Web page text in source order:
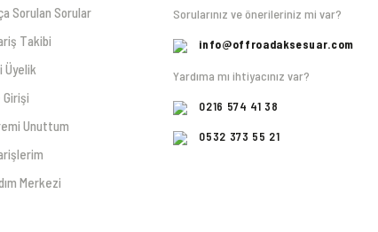
Sorulan Sorular
Takibi
Üyelik
Girişi
Unuttum
Merkezi
Sorularınız ve önerileriniz mi var?
info@offroadaksesuar.com
Yardıma mı ihtiyacınız var?
0216 574 41 38
0532 373 55 21